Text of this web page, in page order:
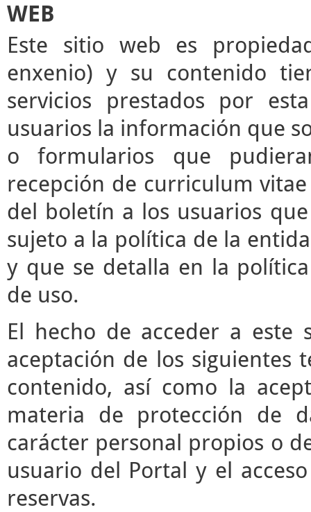
WEB
Este sitio web es
enxenio) y su contenido
servicios prestados por
usuarios la información que
o formularios que
recepción de curriculum
del boletín a los usuarios
sujeto a la política de la
y que se detalla en la
de uso.
El hecho de acceder a
aceptación de los siguientes
contenido, así como la
materia de protección de
carácter personal propios o
usuario del Portal y el
reservas.